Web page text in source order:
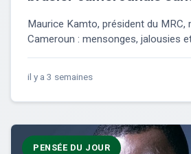
Maurice Kamto, président du MRC,
Cameroun : mensonges, jalousies
il y a 3 semaines
PENSÉE DU JOUR